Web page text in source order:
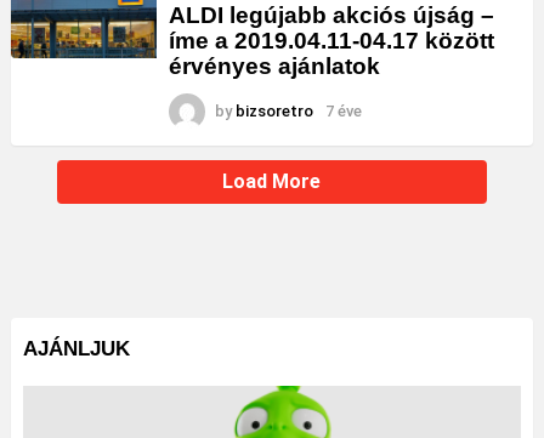
ALDI legújabb akciós újság –
íme a 2019.04.11-04.17 között
érvényes ajánlatok
by bizsoretro 7 éve
Load More
AJÁNLJUK